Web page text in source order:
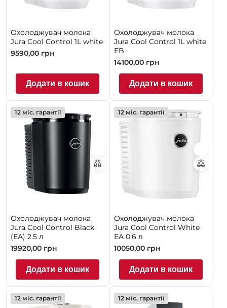
Охолоджувач молока
Jura Cool Control 1L white
9590,00 грн
Додати в кошик
Охолоджувач молока
Jura Cool Control 1L white
EB
14100,00 грн
Додати в кошик
12 міс. гарантії
Охолоджувач молока
Jura Cool Control Black
(EA) 2.5 л
19920,00 грн
Додати в кошик
12 міс. гарантії
Охолоджувач молока
Jura Cool Control White
EA 0.6 л
10050,00 грн
Додати в кошик
12 міс. гарантії 12 міс. гарантії